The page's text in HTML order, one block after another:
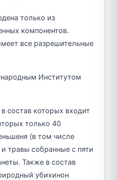
только из
компонентов.
все разрешительные
Институтом
состав которых входит
только 40
(в том числе
травы собранные с пяти
Также в состав
убихинон